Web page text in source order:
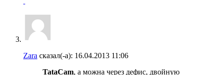
Zara сказал(-а): 16.04.2013 11:06
TataCam, а можна через дефис, двойную